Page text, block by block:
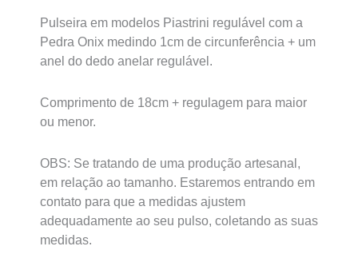
Pulseira em modelos Piastrini regulável com a
Pedra Onix medindo 1cm de circunferência + um
anel do dedo anelar regulável.
Comprimento de 18cm + regulagem para maior
ou menor.
OBS: Se tratando de uma produção artesanal,
em relação ao tamanho. Estaremos entrando em
contato para que a medidas ajustem
adequadamente ao seu pulso, coletando as suas
medidas.